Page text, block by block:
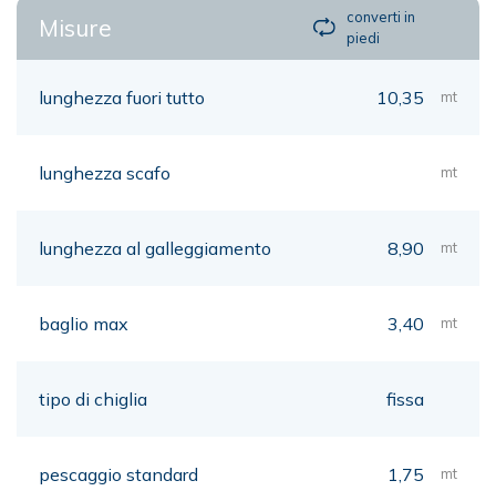
Misure
converti in
piedi
lunghezza fuori tutto 10,35 mt
lunghezza scafo mt
lunghezza al galleggiamento 8,90 mt
baglio max 3,40 mt
tipo di chiglia fissa
pescaggio standard 1,75 mt